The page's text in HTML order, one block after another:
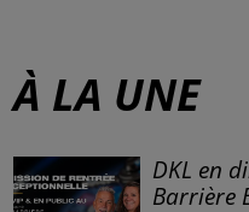
À LA UNE
DKL en
Barrière